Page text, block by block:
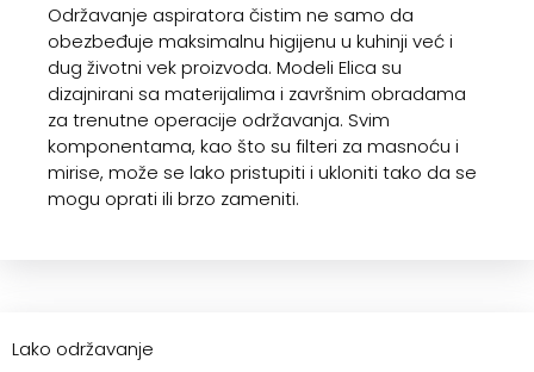
Održavanje aspiratora čistim ne samo da
obezbeđuje maksimalnu higijenu u kuhinji već i
dug životni vek proizvoda. Modeli Elica su
dizajnirani sa materijalima i završnim obradama
za trenutne operacije održavanja. Svim
komponentama, kao što su filteri za masnoću i
mirise, može se lako pristupiti i ukloniti tako da se
mogu oprati ili brzo zameniti.
Lako održavanje